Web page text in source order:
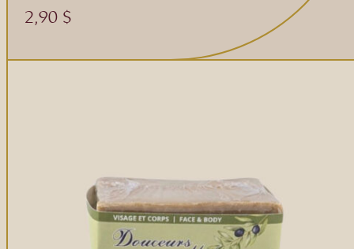
Savons en barre
2,90 $